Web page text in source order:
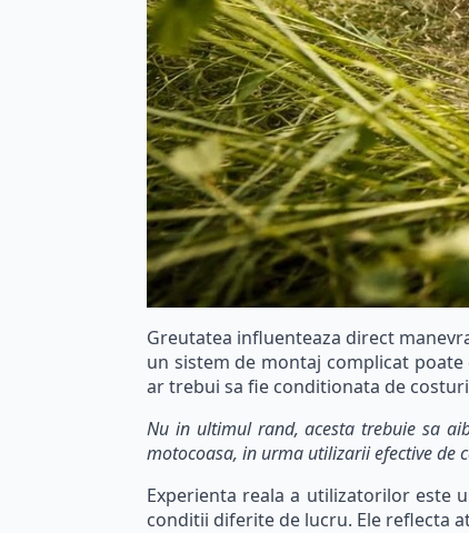
Greutatea influenteaza direct
un sistem de montaj complicat
ar trebui sa fie conditionata de
Nu in ultimul rand, acesta trebuie sa
motocoasa, in urma utilizarii efective de
Experienta reala a utilizatorilor este
conditii diferite de lucru. Ele reflecta